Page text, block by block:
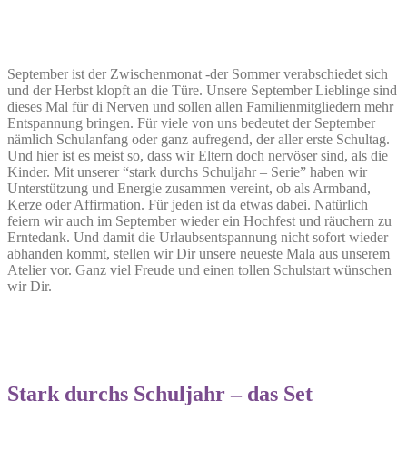
September ist der Zwischenmonat -der Sommer verabschiedet sich
und der Herbst klopft an die Türe. Unsere September Lieblinge sind
dieses Mal für di Nerven und sollen allen Familienmitgliedern mehr
Entspannung bringen. Für viele von uns bedeutet der September
nämlich Schulanfang oder ganz aufregend, der aller erste Schultag.
Und hier ist es meist so, dass wir Eltern doch nervöser sind, als die
Kinder. Mit unserer “stark durchs Schuljahr – Serie” haben wir
Unterstützung und Energie zusammen vereint, ob als Armband,
Kerze oder Affirmation. Für jeden ist da etwas dabei. Natürlich
feiern wir auch im September wieder ein Hochfest und räuchern zu
Erntedank. Und damit die Urlaubsentspannung nicht sofort wieder
abhanden kommt, stellen wir Dir unsere neueste Mala aus unserem
Atelier vor. Ganz viel Freude und einen tollen Schulstart wünschen
wir Dir.
Stark durchs Schuljahr – das Set